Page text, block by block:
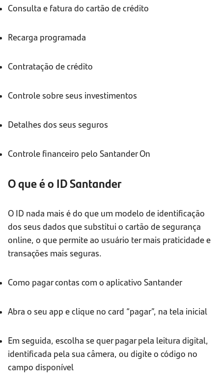
Consulta e fatura do cartão de crédito
Recarga programada
Contratação de crédito
Controle sobre seus investimentos
Detalhes dos seus seguros
Controle financeiro pelo Santander On
O que é o ID Santander
O ID nada mais é do que um modelo de identificação
dos seus dados que substitui o cartão de segurança
online, o que permite ao usuário ter mais praticidade e
transações mais seguras.
Como pagar contas com o aplicativo Santander
Abra o seu app e clique no card “pagar”, na tela inicial
Em seguida, escolha se quer pagar pela leitura digital,
identificada pela sua câmera, ou digite o código no
campo disponível